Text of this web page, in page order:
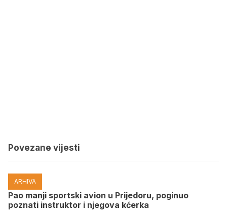
Povezane vijesti
ARHIVA
Pao manji sportski avion u Prijedoru, poginuo
poznati instruktor i njegova kćerka